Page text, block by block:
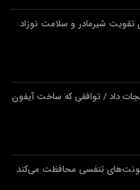
تقویت شیرمادر و سلامت نوزاد
داد / توافقی که ساخت آیفون
عفونت‌های تنفسی محافظت می‌کند